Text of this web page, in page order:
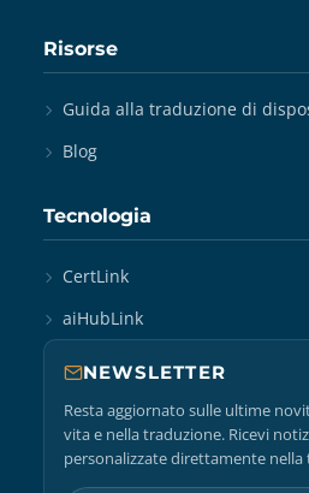
Risorse
Guida alla traduzione di
Blog
Tecnologia
CertLink
aiHubLink
NEWSLETTER
Resta aggiornato sulle ultime
vita e nella traduzione. Ricevi
personalizzate direttamente nella